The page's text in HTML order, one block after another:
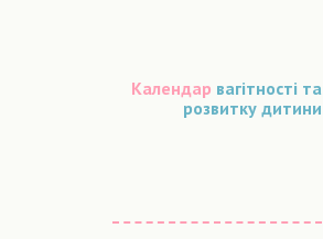
Календар вагітності та
розвитку дитини